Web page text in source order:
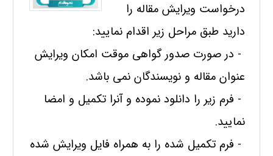
درخواست ویرایش مقاله را
دارید طبق مراحل زیر اقدام نمایید:
- در صورت صدور گواهی موقت امکان ویرایش
عنوان مقاله و نویسندگان نمی باشد.
- فرم زیر را دانلود نموده و آنرا تکمیل و امضا
نمایید.
- فرم تکمیل شده را به همراه فایل ویرایش شده